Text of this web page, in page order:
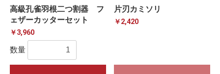
高級孔雀羽根二つ割器 フ
ェザーカッターセット
￥3,960
数量
片刃カミソリ
￥2,420